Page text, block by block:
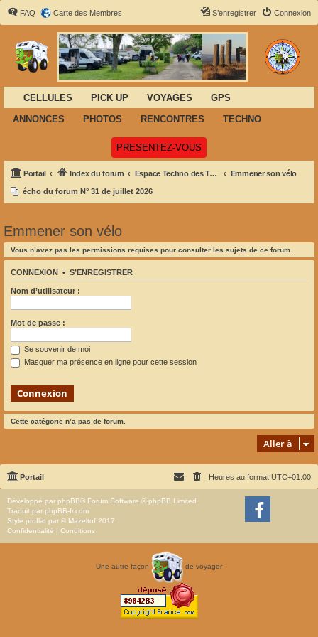
FAQ Carte des Membres Connexion
S’enregistrer
CELLULES PICK UP VOYAGES
GPS
ANNONCES
PHOTOS RENCONTRES TECHNO
PRESENTEZ-VOUS
Portail Index du forum Espace Techno des Tortues Emmener son vélo
écho du forum N° 31 de juillet 2026
Emmener son vélo
Vous n’avez pas les permissions requises pour consulter les sujets de ce forum.
CONNEXION • S’ENREGISTRER
Nom d’utilisateur :
Mot de passe :
Se souvenir de moi
Masquer ma présence en ligne pour cette session
Cette catégorie n’a pas de forum.
Aller à
Portail Heures au format UTC+01:00
Développé par phpBB® Forum Software © phpBB Limited
Traduit par phpBB-fr.com
Style proflat par © Mazeltof 2017
Confidentialité | Conditions
Une autre façon de voyager